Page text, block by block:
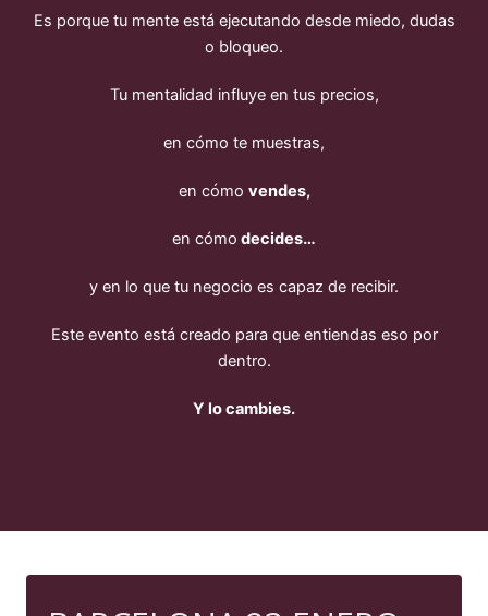
Es porque tu mente está ejecutando desde miedo, dudas
o bloqueo.
Tu mentalidad influye en tus precios,
en cómo te muestras,
en cómo vendes,
en cómo decides…
y en lo que tu negocio es capaz de recibir.
Este evento está creado para que entiendas eso por
dentro.
Y lo cambies.